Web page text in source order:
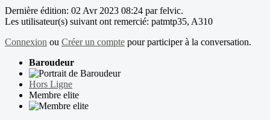
Dernière édition: 02 Avr 2023 08:24 parfelvic.
Les utilisateur(s) suivant ont remercié: patmtp35, A310
Connexion ou Créer un compte pour participer à la conversation.
Baroudeur
Hors Ligne
Membre elite